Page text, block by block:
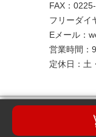
FAX：
フリーダイ
Eメール：
営業時間：
定休日：土